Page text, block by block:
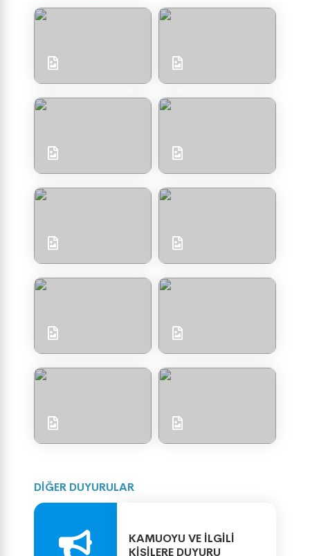
DİĞER DUYURULAR
KAMUOYU VE İLGİLİ
KİŞİLERE DUYURU